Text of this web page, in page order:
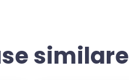
similare